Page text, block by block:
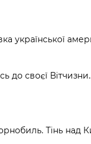
української
до своєї
Тінь над